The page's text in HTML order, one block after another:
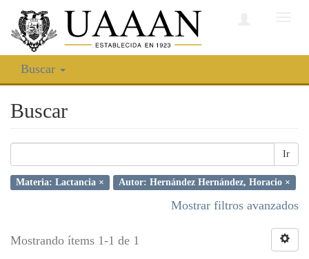
Buscar
Buscar
Ir
Materia: Lactancia × Autor: Hernández Hernández, Horacio ×
Mostrar filtros avanzados
Mostrando ítems 1-1 de 1